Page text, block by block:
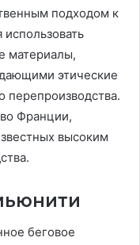
подходом к
использовать
материалы,
этические
перепроизводства.
Франции,
высоким
беговое